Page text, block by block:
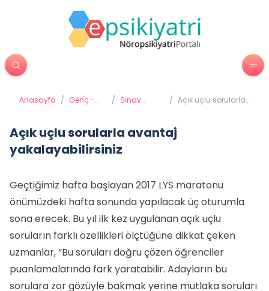
Anasayfa / Genç -
/ Sınav
/ Açık uçlu sorularla
Açık uçlu sorularla avantaj
yakalayabilirsiniz
Geçtiğimiz hafta başlayan 2017 LYS maratonu
önümüzdeki hafta sonunda yapılacak üç oturumla
sona erecek. Bu yıl ilk kez uygulanan açık uçlu
soruların farklı özellikleri ölçtüğüne dikkat çeken
uzmanlar, “Bu soruları doğru çözen öğrenciler
puanlamalarında fark yaratabilir. Adayların bu
sorulara zor gözüyle bakmak yerine mutlaka soruları